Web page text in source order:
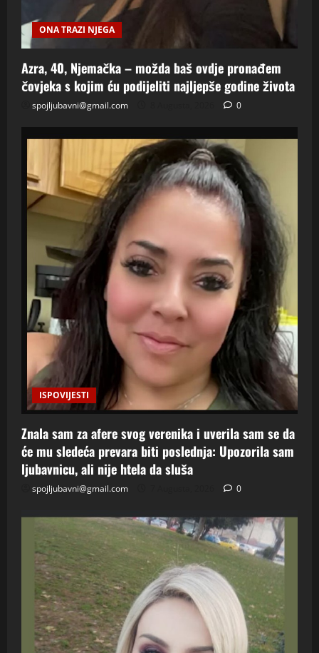
ONA TRAZI NJEGA
Azra, 40, Njemačka – možda baš ovdje pronađem
čovjeka s kojim ću podijeliti najljepše godine života
spojljubavni@gmail.com 0
ISPOVIJESTI
Znala sam za afere svog verenika i uverila sam se da
će mu sledeća prevara biti poslednja: Upozorila sam
ljubavnicu, ali nije htela da sluša
spojljubavni@gmail.com 0